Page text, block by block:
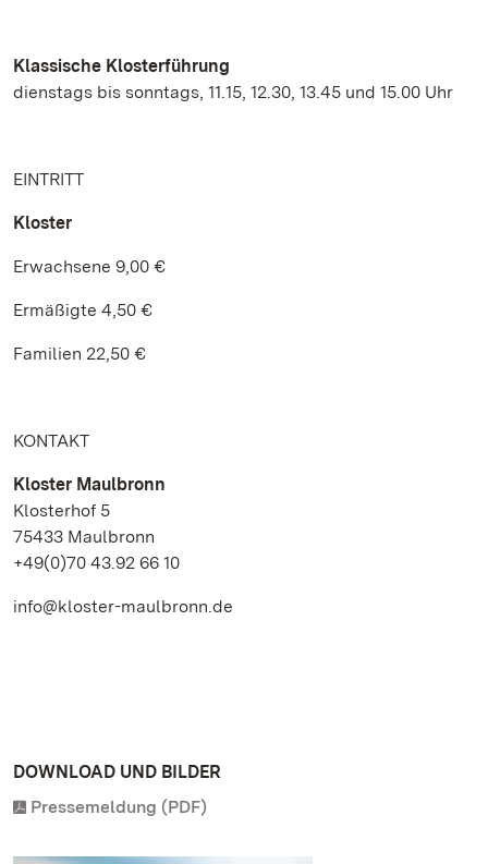
Klassische Klosterführung
dienstags bis sonntags, 11.15, 12.30, 13.45 und 15.00 Uhr
EINTRITT
Kloster
Erwachsene 9,00 €
Ermäßigte 4,50 €
Familien 22,50 €
KONTAKT
Kloster Maulbronn
Klosterhof 5
75433 Maulbronn
+49(0)70 43.92 66 10
info@kloster-maulbronn.de
DOWNLOAD UND BILDER
Pressemeldung (PDF)